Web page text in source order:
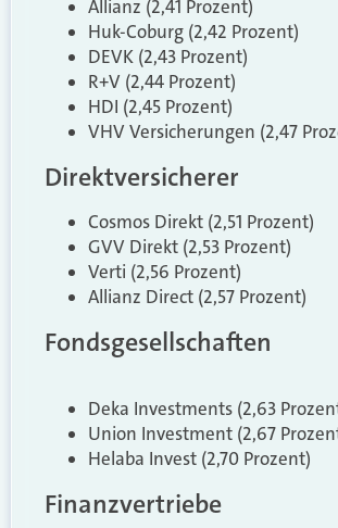
Allianz (2,41 Prozent)
Huk-Coburg (2,42 Prozent)
DEVK (2,43 Prozent)
R+V (2,44 Prozent)
HDI (2,45 Prozent)
VHV Versicherungen (2,47
Direktversicherer
Cosmos Direkt (2,51 Prozent)
GVV Direkt (2,53 Prozent)
Verti (2,56 Prozent)
Allianz Direct (2,57 Prozent)
Fondsgesellschaften
Deka Investments (2,63
Union Investment (2,67
Helaba Invest (2,70 Prozent)
Finanzvertriebe